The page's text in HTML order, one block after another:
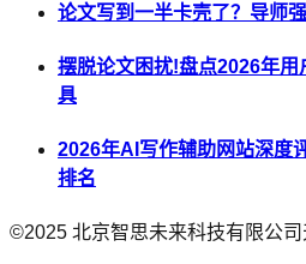
论文写到一半卡壳了？导师
摆脱论文困扰!盘点2026年
具
2026年AI写作辅助网站深度
排名
©2025 北京智思未来科技有限公